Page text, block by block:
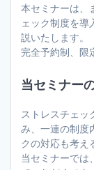
本セミナーは、
ェック制度を導
説いたします。
完全予約制、限
当セミナー
ストレスチェッ
み、一連の制度
クの対応も考え
当セミナーでは